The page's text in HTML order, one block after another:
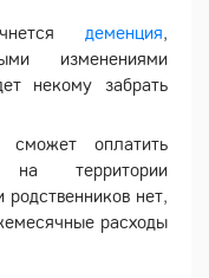
деменция,
изменениями
некому забрать
оплатить
на территории
нет,
расходы